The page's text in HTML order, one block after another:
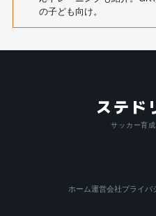
の子ども向け。
ステド
サッカー育
ホーム運営会社プライバ